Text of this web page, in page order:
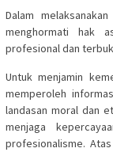
Dalam
menghormati hak
profesional dan
Untuk menjamin
memperoleh
landasan moral dan
menjaga
profesionalisme.